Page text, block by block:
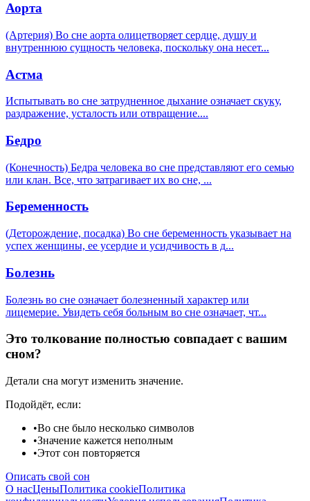
Аорта
(Артерия) Во сне аорта олицетворяет сердце, душу и
внутреннюю сущность человека, поскольку она несет...
Астма
Испытывать во сне затрудненное дыхание означает скуку,
раздражение, усталость или отвращение....
Бедро
(Конечность) Бедра человека во сне представляют его семью
или клан. Все, что затрагивает их во сне, ...
Беременность
(Деторождение, посадка) Во сне беременность указывает на
успех женщины, ее усердие и усидчивость в д...
Болезнь
Болезнь во сне означает болезненный характер или
лицемерие. Увидеть себя больным во сне означает, чт...
Это толкование полностью совпадает с вашим
сном?
Детали сна могут изменить значение.
Подойдёт, если:
•Во сне было несколько символов
•Значение кажется неполным
•Этот сон повторяется
Описать свой сон
О насЦеныПолитика cookieПолитика